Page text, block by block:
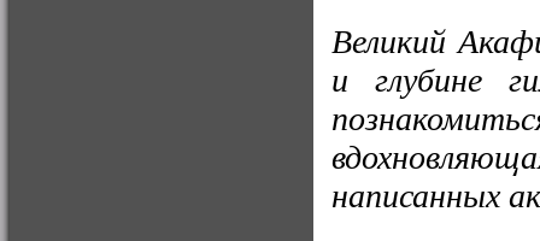
Великий
и глубине
написанных